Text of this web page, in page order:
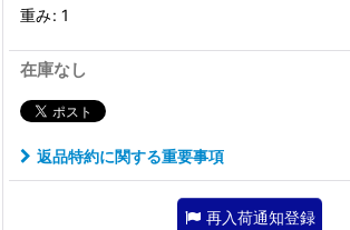
重み: 1
在庫なし
返品特約に関する重要事項
再入荷通知登録